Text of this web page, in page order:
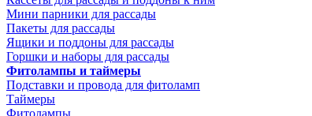
Мини парники для рассады
Пакеты для рассады
Ящики и поддоны для рассады
Горшки и наборы для рассады
Фитолампы и таймеры
Подставки и провода для фитоламп
Таймеры
Фитолампы